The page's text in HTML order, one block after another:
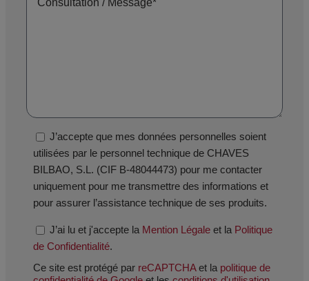
J’accepte que mes données personnelles soient
utilisées par le personnel technique de CHAVES
BILBAO, S.L. (CIF B-48044473) pour me contacter
uniquement pour me transmettre des informations et
pour assurer l’assistance technique de ses produits.
J’ai lu et j'accepte la Mention Légale et la Politique
de Confidentialité.
Ce site est protégé par reCAPTCHAet la politique de